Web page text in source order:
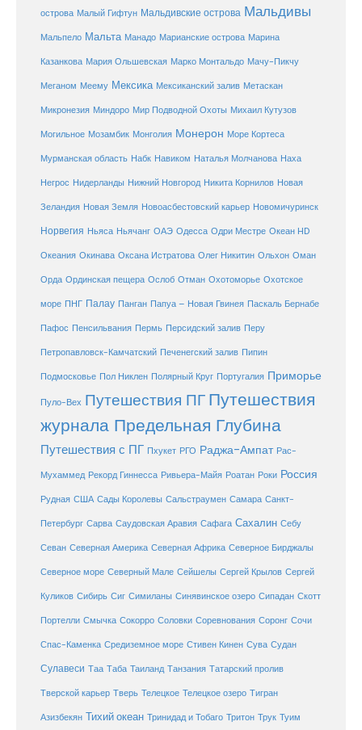
острова Малый Гифтун Мальдивские острова Мальдивы
Мальпело Мальта Манадо Марианские острова Марина
Казанкова Мария Ольшевская Марко Монтальдо Мачу-Пикчу
Меганом Меему Мексика Мексиканский залив Метаскан
Микронезия Миндоро Мир Подводной Охоты Михаил Кутузов
Могильное Мозамбик Монголия Монерон Море Кортеса
Мурманская область Набк Навиком Наталья Молчанова Наха
Негрос Нидерланды Нижний Новгород Никита Корнилов Новая
Зеландия Новая Земля Новоасбестовский карьер Новомичуринск
Норвегия Ньяса Ньячанг ОАЭ Одесса Одри Местре Океан HD
Океания Окинава Оксана Истратова Олег Никитин Ольхон Оман
Орда Ординская пещера Ослоб Отман Охотоморье Охотское
море ПНГ Палау Панган Папуа – Новая Гвинея Паскаль Бернабе
Пафос Пенсильвания Пермь Персидский залив Перу
Петропавловск-Камчатский Печенегский залив Пипин
Подмосковье Пол Никлен Полярный Круг Португалия Приморье
Пуло-Вех Путешествия ПГ Путешествия
журнала Предельная Глубина
Путешествия с ПГ Пхукет РГО Раджа-Ампат Рас-
Мухаммед Рекорд Гиннесса Ривьера-Майя Роатан Роки Россия
Рудная США Сады Королевы Сальстраумен Самара Санкт-
Петербург Сарва Саудовская Аравия Сафага Сахалин Себу
Севан Северная Америка Северная Африка Северное Бирджалы
Северное море Северный Мале Сейшелы Сергей Крылов Сергей
Куликов Сибирь Сиг Симиланы Синявинское озеро Сипадан Скотт
Портелли Смычка Сокорро Соловки Соревнования Соронг Сочи
Спас-Каменка Средиземное море Стивен Кинен Сува Судан
Сулавеси Таа Таба Таиланд Танзания Татарский пролив
Тверской карьер Тверь Телецкое Телецкое озеро Тигран
Азизбекян Тихий океан Тринидад и Тобаго Тритон Трук Туим